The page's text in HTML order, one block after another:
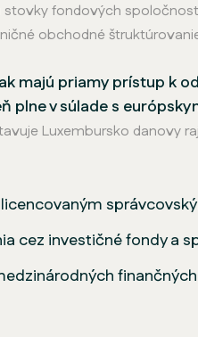
stovky fondových
obchodné
majú priamy prístup k
plne v súlade s
Luxembursko danovy
cez investičné fondy a